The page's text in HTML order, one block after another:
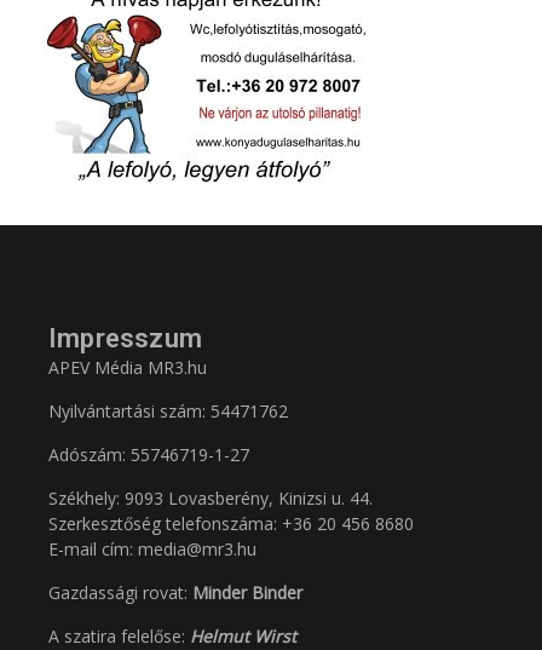
Impresszum
APEV Média MR3.hu
Nyilvántartási szám: 54471762
Adószám: 55746719-1-27
Székhely: 9093 Lovasberény, Kinizsi u. 44.
Szerkesztőség telefonszáma: +36 20 456 8680
E-mail cím: media@mr3.hu
Gazdassági rovat: Minder Binder
A szatira felelőse: Helmut Wirst